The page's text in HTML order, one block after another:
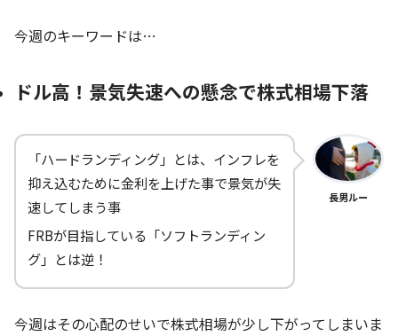
今週のキーワードは…
ドル高！景気失速への懸念で株式相場下落
「ハードランディング」とは、インフレを
抑え込むために金利を上げた事で景気が失
速してしまう事
FRBが目指している「ソフトランディン
グ」とは逆！
長男ルー
今週はその心配のせいで株式相場が少し下がってしまいま